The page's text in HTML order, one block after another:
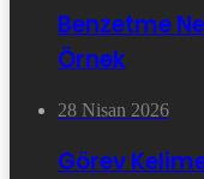
Benzetme
Örnek
28 Nisan 2026
Görev